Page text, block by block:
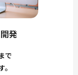
発
で